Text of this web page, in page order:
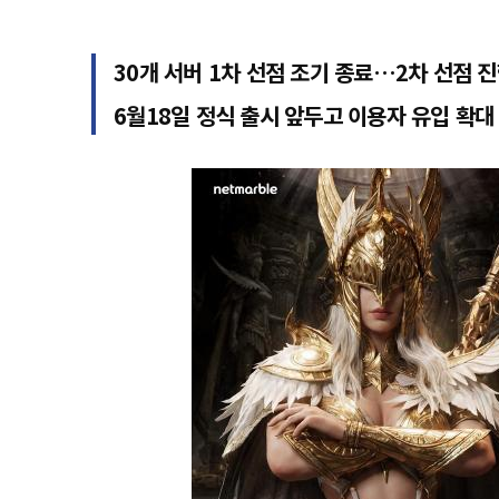
30개 서버 1차 선점 조기 종료…2차 선점
6월18일 정식 출시 앞두고 이용자 유입 확대